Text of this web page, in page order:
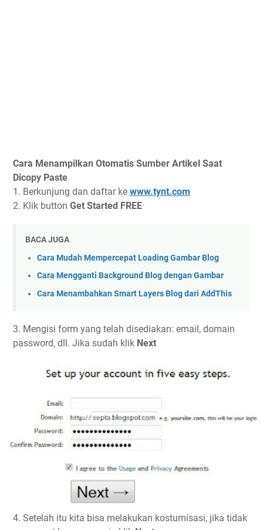
Cara Menampilkan Otomatis Sumber Artikel Saat
Dicopy Paste
1. Berkunjung dan daftar ke www.tynt.com
2. Klik button Get Started FREE
BACA JUGA
Cara Mudah Mempercepat Loading Gambar Blog
Cara Mengganti Background Blog dengan Gambar
Cara Menambahkan Smart Layers Blog dari AddThis
3. Mengisi form yang telah disediakan: email, domain
password, dll. Jika sudah klik Next
4. Setelah itu kita bisa melakukan kostumisasi, jika tidak